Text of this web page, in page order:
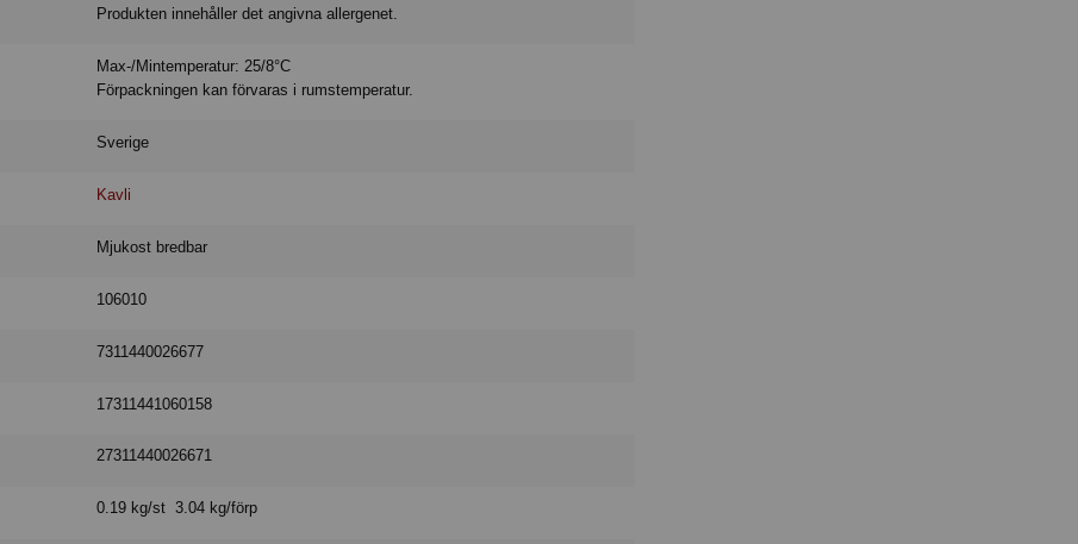
Produkten innehåller det angivna allergenet.
Max-/Mintemperatur: 25/8°C
Förpackningen kan förvaras i rumstemperatur.
Sverige
Kavli
Mjukost bredbar
106010
7311440026677
17311441060158
27311440026671
0.19 kg/st 3.04 kg/förp